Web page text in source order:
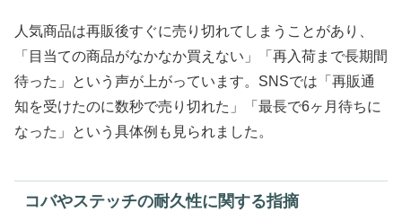
人気商品は再販後すぐに売り切れてしまうことがあり、
「目当ての商品がなかなか買えない」「再入荷まで長期間
待った」という声が上がっています。SNSでは「再販通
知を受けたのに数秒で売り切れた」「最長で6ヶ月待ちに
なった」という具体例も見られました。
コバやステッチの耐久性に関する指摘